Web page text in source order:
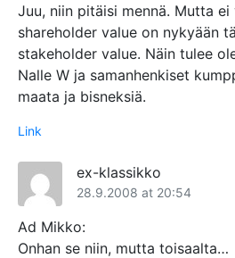
Juu, niin pitäisi mennä. Mutta ei
shareholder value on nykyään
stakeholder value. Näin tulee
Nalle W ja samanhenkiset
maata ja bisneksiä.
Link
ex-klassikko
28.9.2008 at 20:54
Ad Mikko:
Onhan se niin, mutta toisaalta…